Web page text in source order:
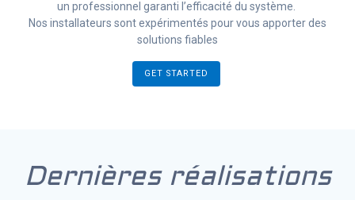
un professionnel garanti l’efficacité du système.
Nos installateurs sont expérimentés pour vous apporter des
solutions fiables
GET STARTED
Dernières réalisations